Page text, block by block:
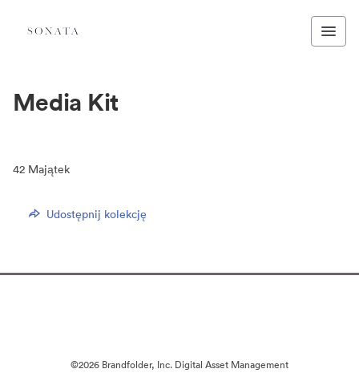
Media Kit
42 Majątek
Udostępnij kolekcję
©2026 Brandfolder, Inc. Digital Asset Management